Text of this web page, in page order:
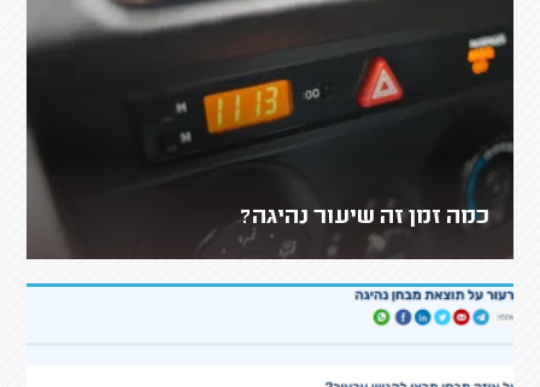
כמה זמן זה שיעור נהיגה?